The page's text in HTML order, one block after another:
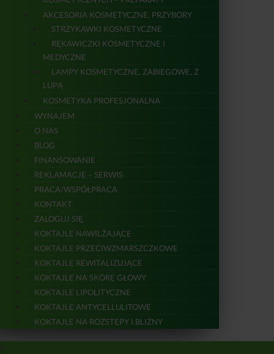
AKCESORIA KOSMETYCZNE, PRZYBORY
STRZYKAWKI KOSMETYCZNE
RĘKAWICZKI KOSMETYCZNE I
MEDYCZNE
LAMPY KOSMETYCZNE, ZABIEGOWE, Z
LUPĄ
KOSMETYKA PROFESJONALNA
WYNAJEM
O NAS
BLOG
FINANSOWANIE
REKLAMACJE – SERWIS
PRACA/WSPÓŁPRACA
KONTAKT
ZALOGUJ SIĘ
KOKTAJLE NAWILŻAJĄCE
KOKTAJLE PRZECIWZMARSZCZKOWE
KOKTAJLE REWITALIZUJĄCE
KOKTAJLE NA SKÓRĘ GŁOWY
KOKTAJLE LIPOLITYCZNE
KOKTAJLE ANTYCELLULITOWE
KOKTAJLE NA ROZSTĘPY I BLIZNY